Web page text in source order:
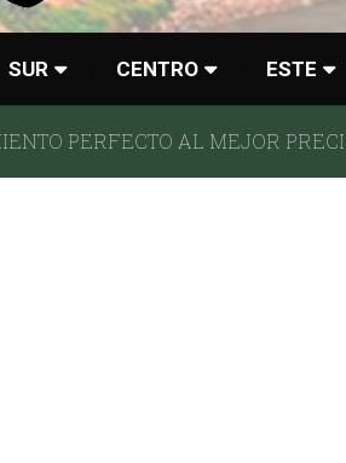
SUR CENTRO ESTE
PERFECTO AL MEJOR